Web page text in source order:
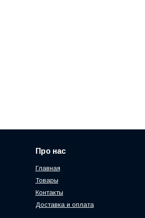
Про нас
Главная
Товары
Контакты
Доставка и оплата